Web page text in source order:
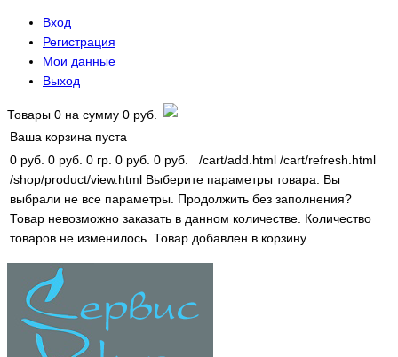
Вход
Регистрация
Мои данные
Выход
Товары 0 на сумму 0 руб.
Ваша корзина пуста
0 руб. 0 руб. 0 гр. 0 руб. 0 руб. /cart/add.html /cart/refresh.html
/shop/product/view.html Выберите параметры товара.
Вы
выбрали не все параметры. Продолжить без заполнения?
Товар невозможно заказать в данном количестве. Количество
товаров не изменилось. Товар добавлен в корзину